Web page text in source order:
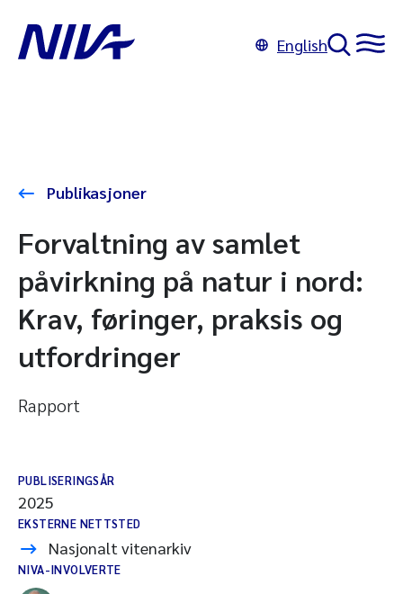
English
Publikasjoner
Forvaltning av samlet
påvirkning på natur i nord:
Krav, føringer, praksis og
utfordringer
Rapport
PUBLISERINGSÅR
2025
EKSTERNE NETTSTED
Nasjonalt vitenarkiv
NIVA-INVOLVERTE